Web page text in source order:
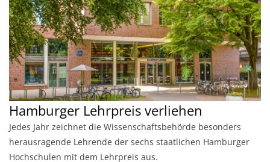
Hamburger Lehrpreis verliehen
Jedes Jahr zeichnet die Wissenschaftsbehörde besonders
herausragende Lehrende der sechs staatlichen Hamburger
Hochschulen mit dem Lehrpreis aus.